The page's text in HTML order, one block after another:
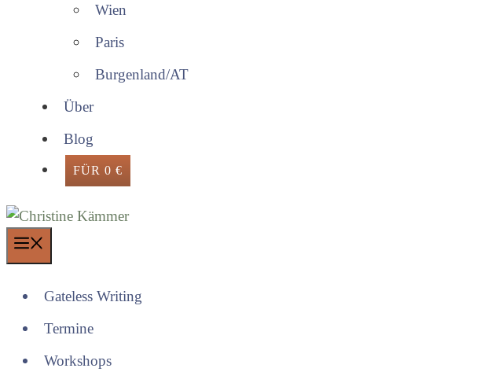
Wien
Paris
Burgenland/AT
Über
Blog
FÜR 0 €
Gateless Writing
Termine
Workshops